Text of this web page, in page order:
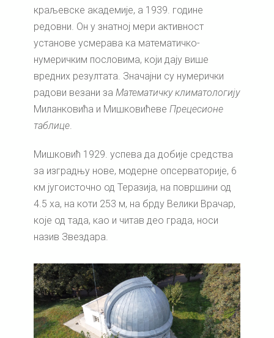
краљевске академије, а 1939. године
редовни. Он у знатној мери активност
установе усмерава ка математичко-
нумеричким пословима, који дају више
вредних резултата. Значајни су нумерички
радови везани за Математичку климатологију
Миланковића и Мишковићеве Прецесионе
таблице.
Мишковић 1929. успева да добије средства
за изградњу нове, модерне опсерваторије, 6
км југоисточно од Теразија, на површини од
4.5 ха, на коти 253 м, на брду Велики Врачар,
које од тада, као и читав део града, носи
назив Звездара.